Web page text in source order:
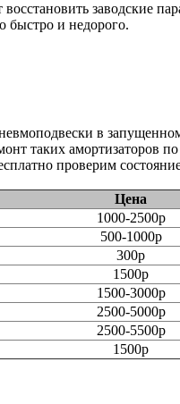
заводские
быстро и недорого.
в
таких амортизаторов по
проверим
Цена
1000-2500р
500-1000р
300р
1500р
1500-3000р
2500-5000р
2500-5500р
1500р